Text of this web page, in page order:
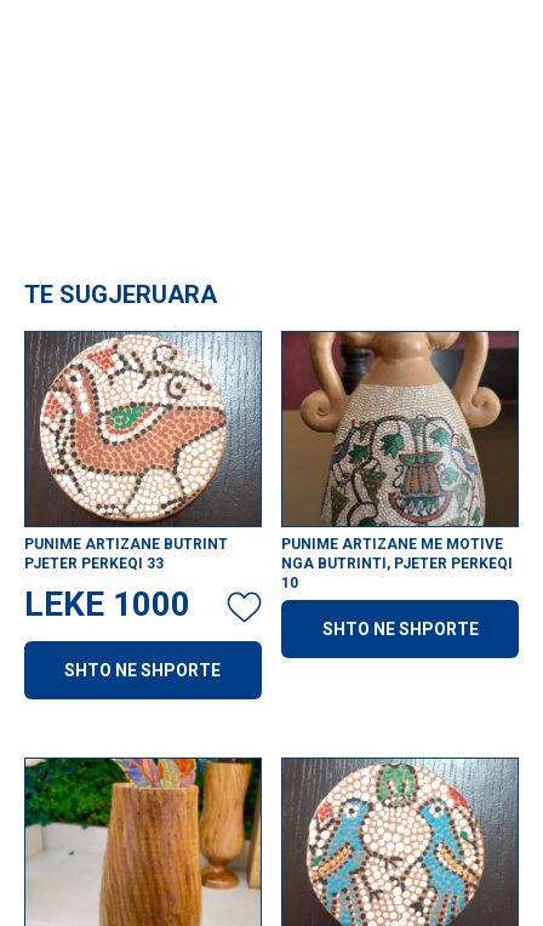
TE SUGJERUARA
PUNIME ARTIZANE BUTRINT
PJETER PERKEQI 33
LEKE 1000
SHTO NE SHPORTE
PUNIME ARTIZANE ME MOTIVE
NGA BUTRINTI, PJETER PERKEQI
10
SHTO NE SHPORTE